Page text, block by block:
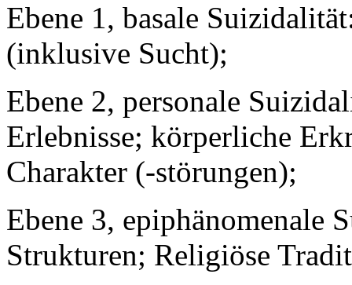
Ebene 1, basale
(inklusive Sucht);
Ebene 2, personale
Erlebnisse; körperliche
Charakter (-störungen);
Ebene 3, epiphänomenale
Strukturen; Religiöse